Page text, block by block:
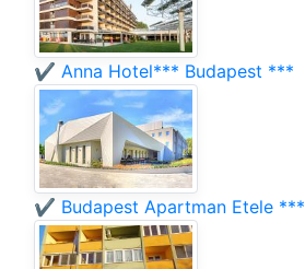
✔️ Anna Hotel*** Budapest ***
✔️ Budapest Apartman Etele ***